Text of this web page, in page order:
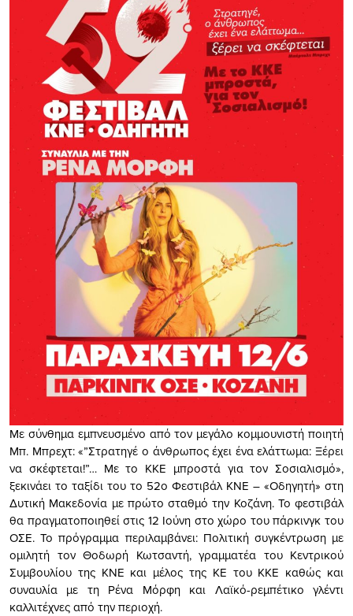
Με σύνθημα εμπνευσμένο από τον μεγάλο κομμουνιστή ποιητή
Μπ. Μπρεχτ: «”Στρατηγέ ο άνθρωπος έχει ένα ελάττωμα: Ξέρει
να σκέφτεται!”… Με το ΚΚΕ μπροστά για τον Σοσιαλισμό»,
ξεκινάει το ταξίδι του το 52ο Φεστιβάλ ΚΝΕ – «Οδηγητή» στη
Δυτική Μακεδονία με πρώτο σταθμό την Κοζάνη. Το φεστιβάλ
θα πραγματοποιηθεί στις 12 Ιούνη στο χώρο του πάρκινγκ του
ΟΣΕ. Το πρόγραμμα περιλαμβάνει: Πολιτική συγκέντρωση με
ομιλητή τον Θοδωρή Κωτσαντή, γραμματέα του Κεντρικού
Συμβουλίου της ΚΝΕ και μέλος της ΚΕ του ΚΚΕ καθώς και
συναυλία με τη Ρένα Μόρφη και Λαϊκό-ρεμπέτικο γλέντι
καλλιτέχνες από την περιοχή.